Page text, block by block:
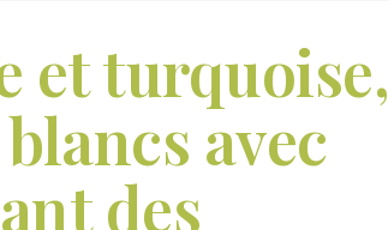
et turquoise,
avec
des